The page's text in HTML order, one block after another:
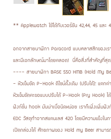
** Applewatch ใช้ได้กับเวอร์ชัน 42,44, 45 และ
อกจากสายนาฬิกา Paracord แบบคลาสสิกของเ
และมีเอกลักษณ์มาโดยตลอด! นี่คือสิ่งที่สำคัญที่สุด!
---- สายนาฬิกา BASE 550 HMB (Hold My
- หัวเข็มขัด P-Hook ดีไซน์ดั้งเดิม (ปรับได้): แตก
หัวเข็มขัดตะขอแบบปรับได้ P-Hook (Pry Hook) ไ
ฟังก์ชั่น hook มันน่าเบื่อนิดหน่อย เราก็เพิ่งเพิ่มฟัง
EDC วัสดุทำจากสแตนเลส 420 โดยมีความแข็งใน
เปิดกล่องได้ ศักยภาพของ Hold my Beer สามาร